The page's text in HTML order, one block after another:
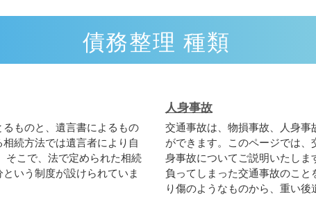
債務整理 種類
ものと、遺言書によるもの
続方法では遺言者により自
そこで、法で定められた相続
いう制度が設けられていま
人身事故
交通事故は、物損事故、人身事
ができます。このページでは
身事故についてご説明いたし
負ってしまった交通事故のこ
り傷のようなものから、重い後